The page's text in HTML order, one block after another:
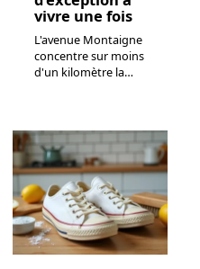
vivre une fois
L'avenue Montaigne
concentre sur moins
d'un kilomètre la…